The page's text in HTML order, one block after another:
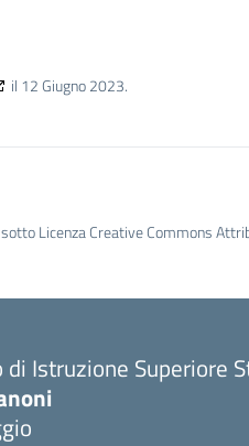
il 12 Giugno 2023.
Licenza Creative Commons
Istruzione Superiore